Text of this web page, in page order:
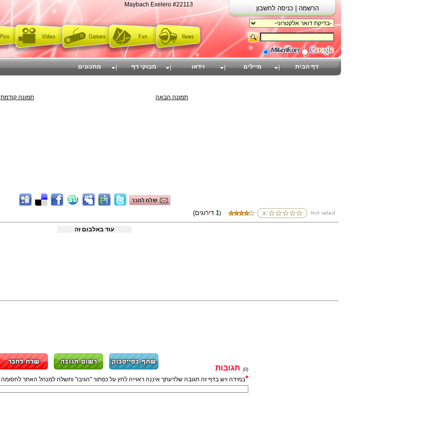
Maybach Exelero #22113
תמונה קודמת תמונה הבאה
1)
עוד באלבום זה
(0)
תגובות
*במידה ויש בדף זה תגובה שלדעתך איננה ראוייה לחץ על כפתור "הגיבו" ותשלח למנהל האתר לחסומה
דף הבית מיילים וידאו מבזקי דף מתכונים
הרשמה | כניסה לחשבון